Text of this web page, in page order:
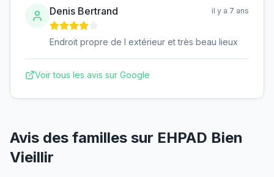
Denis Bertrand il y a 7 ans
Endroit propre de l extérieur et très beau lieux
Voir tous les avis sur Google
Avis des familles sur EHPAD Bien
Vieillir